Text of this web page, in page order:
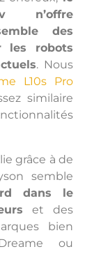
n’offre
des
les robots
. Nous
L10s Pro
similaire
grâce à de
semble
dans le
et des
bien
ou